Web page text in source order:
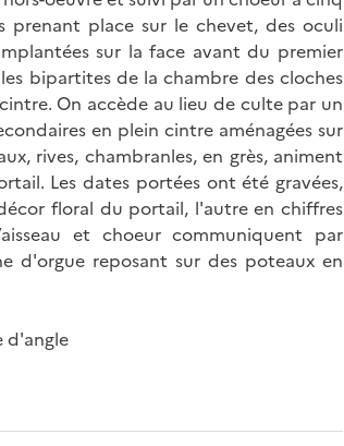
prenant place sur le chevet, des oculi
sur la face avant du premier
bipartites de la chambre des cloches
On accède au lieu de culte par un
en plein cintre aménagées sur
rives, chambranles, en grès, animent
Les dates portées ont été gravées,
floral du portail, l'autre en chiffres
et choeur communiquent par
d'orgue reposant sur des poteaux en
d'angle